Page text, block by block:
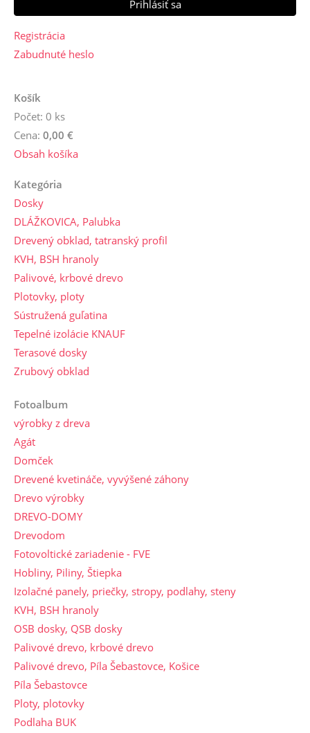
Registrácia
Zabudnuté heslo
Košík
Počet: 0 ks
Cena: 0,00 €
Obsah košíka
Kategória
Dosky
DLÁŽKOVICA, Palubka
Drevený obklad, tatranský profil
KVH, BSH hranoly
Palivové, krbové drevo
Plotovky, ploty
Sústružená guľatina
Tepelné izolácie KNAUF
Terasové dosky
Zrubový obklad
Fotoalbum
výrobky z dreva
Agát
Domček
Drevené kvetináče, vyvýšené záhony
Drevo výrobky
DREVO-DOMY
Drevodom
Fotovoltické zariadenie - FVE
Hobliny, Piliny, Štiepka
Izolačné panely, priečky, stropy, podlahy, steny
KVH, BSH hranoly
OSB dosky, QSB dosky
Palivové drevo, krbové drevo
Palivové drevo, Píla Šebastovce, Košice
Píla Šebastovce
Ploty, plotovky
Podlaha BUK